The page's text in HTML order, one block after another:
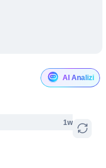
AI Analizi
1w